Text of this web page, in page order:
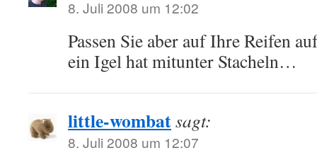
8. Juli 2008 um 12:02
Passen Sie aber auf Ihre Reifen
ein Igel hat mitunter Stacheln…
little-wombatsagt:
8. Juli 2008 um 12:07